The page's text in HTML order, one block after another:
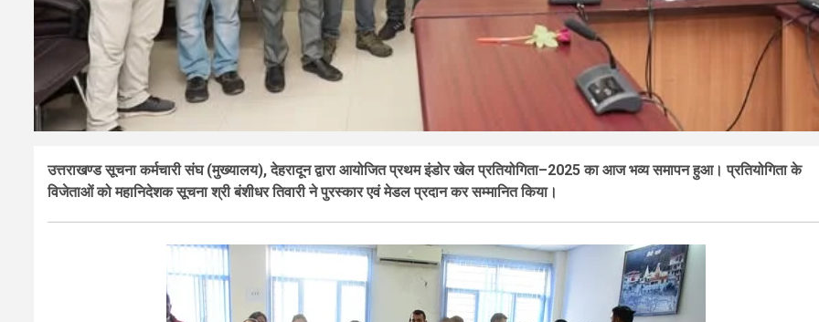
उत्तराखण्ड सूचना कर्मचारी संघ (मुख्यालय), देहरादून द्वारा आयोजित प्रथम इंडोर खेल प्रतियोगिता–2025 का आज भव्य समापन हुआ। प्रतियोगिता के
विजेताओं को महानिदेशक सूचना श्री बंशीधर तिवारी ने पुरस्कार एवं मेडल प्रदान कर सम्मानित किया।